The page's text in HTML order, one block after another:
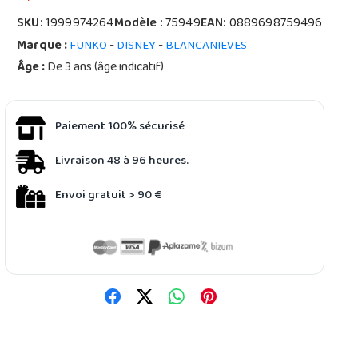
SKU:1999974264Modèle :75949EAN:0889698759496
Marque :FUNKO-DISNEY-BLANCANIEVES
Âge :De 3 ans (âge indicatif)
Paiement 100% sécurisé
Livraison 48 à 96 heures.
Envoi gratuit > 90 €